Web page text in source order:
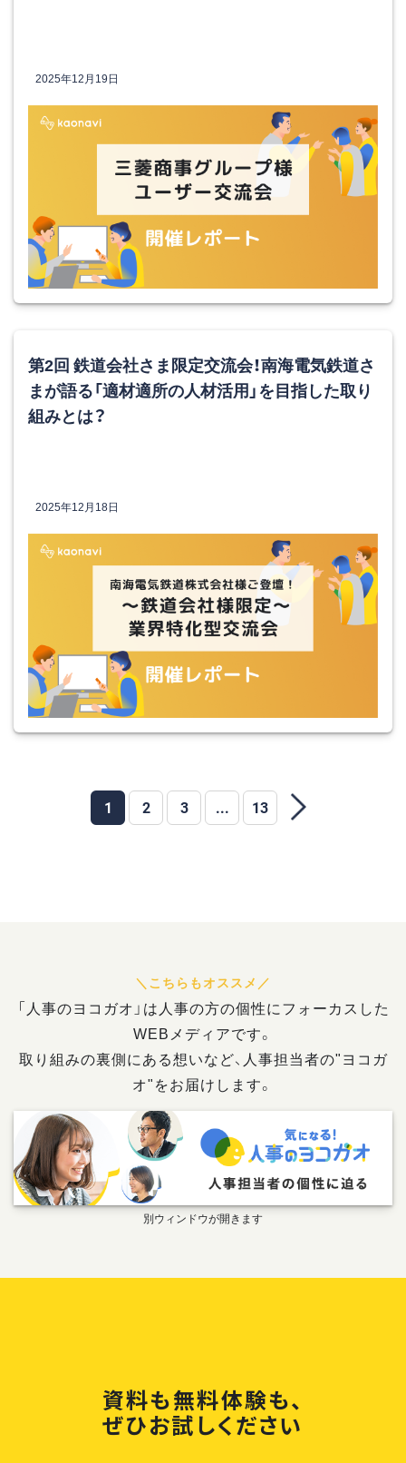
2025年12月19日
第2回 鉄道会社さま限定交流会！南海電気鉄道さ
まが語る「適材適所の人材活用」を目指した取り
組みとは？
2025年12月18日
1 2 3 ... 13
「人事のヨコガオ」は人事の方の個性にフォーカスした
WEBメディアです。
取り組みの裏側にある想いなど、人事担当者の"ヨコガ
オ"をお届けします。
資料も無料体験も、
ぜひお試しください